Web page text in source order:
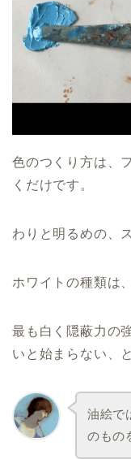
色のつくり方は、
くだけです。
わりと明るめの、
ホワイトの種類は
最も白く隠蔽力の
いと始まらない、
油絵で
のもの